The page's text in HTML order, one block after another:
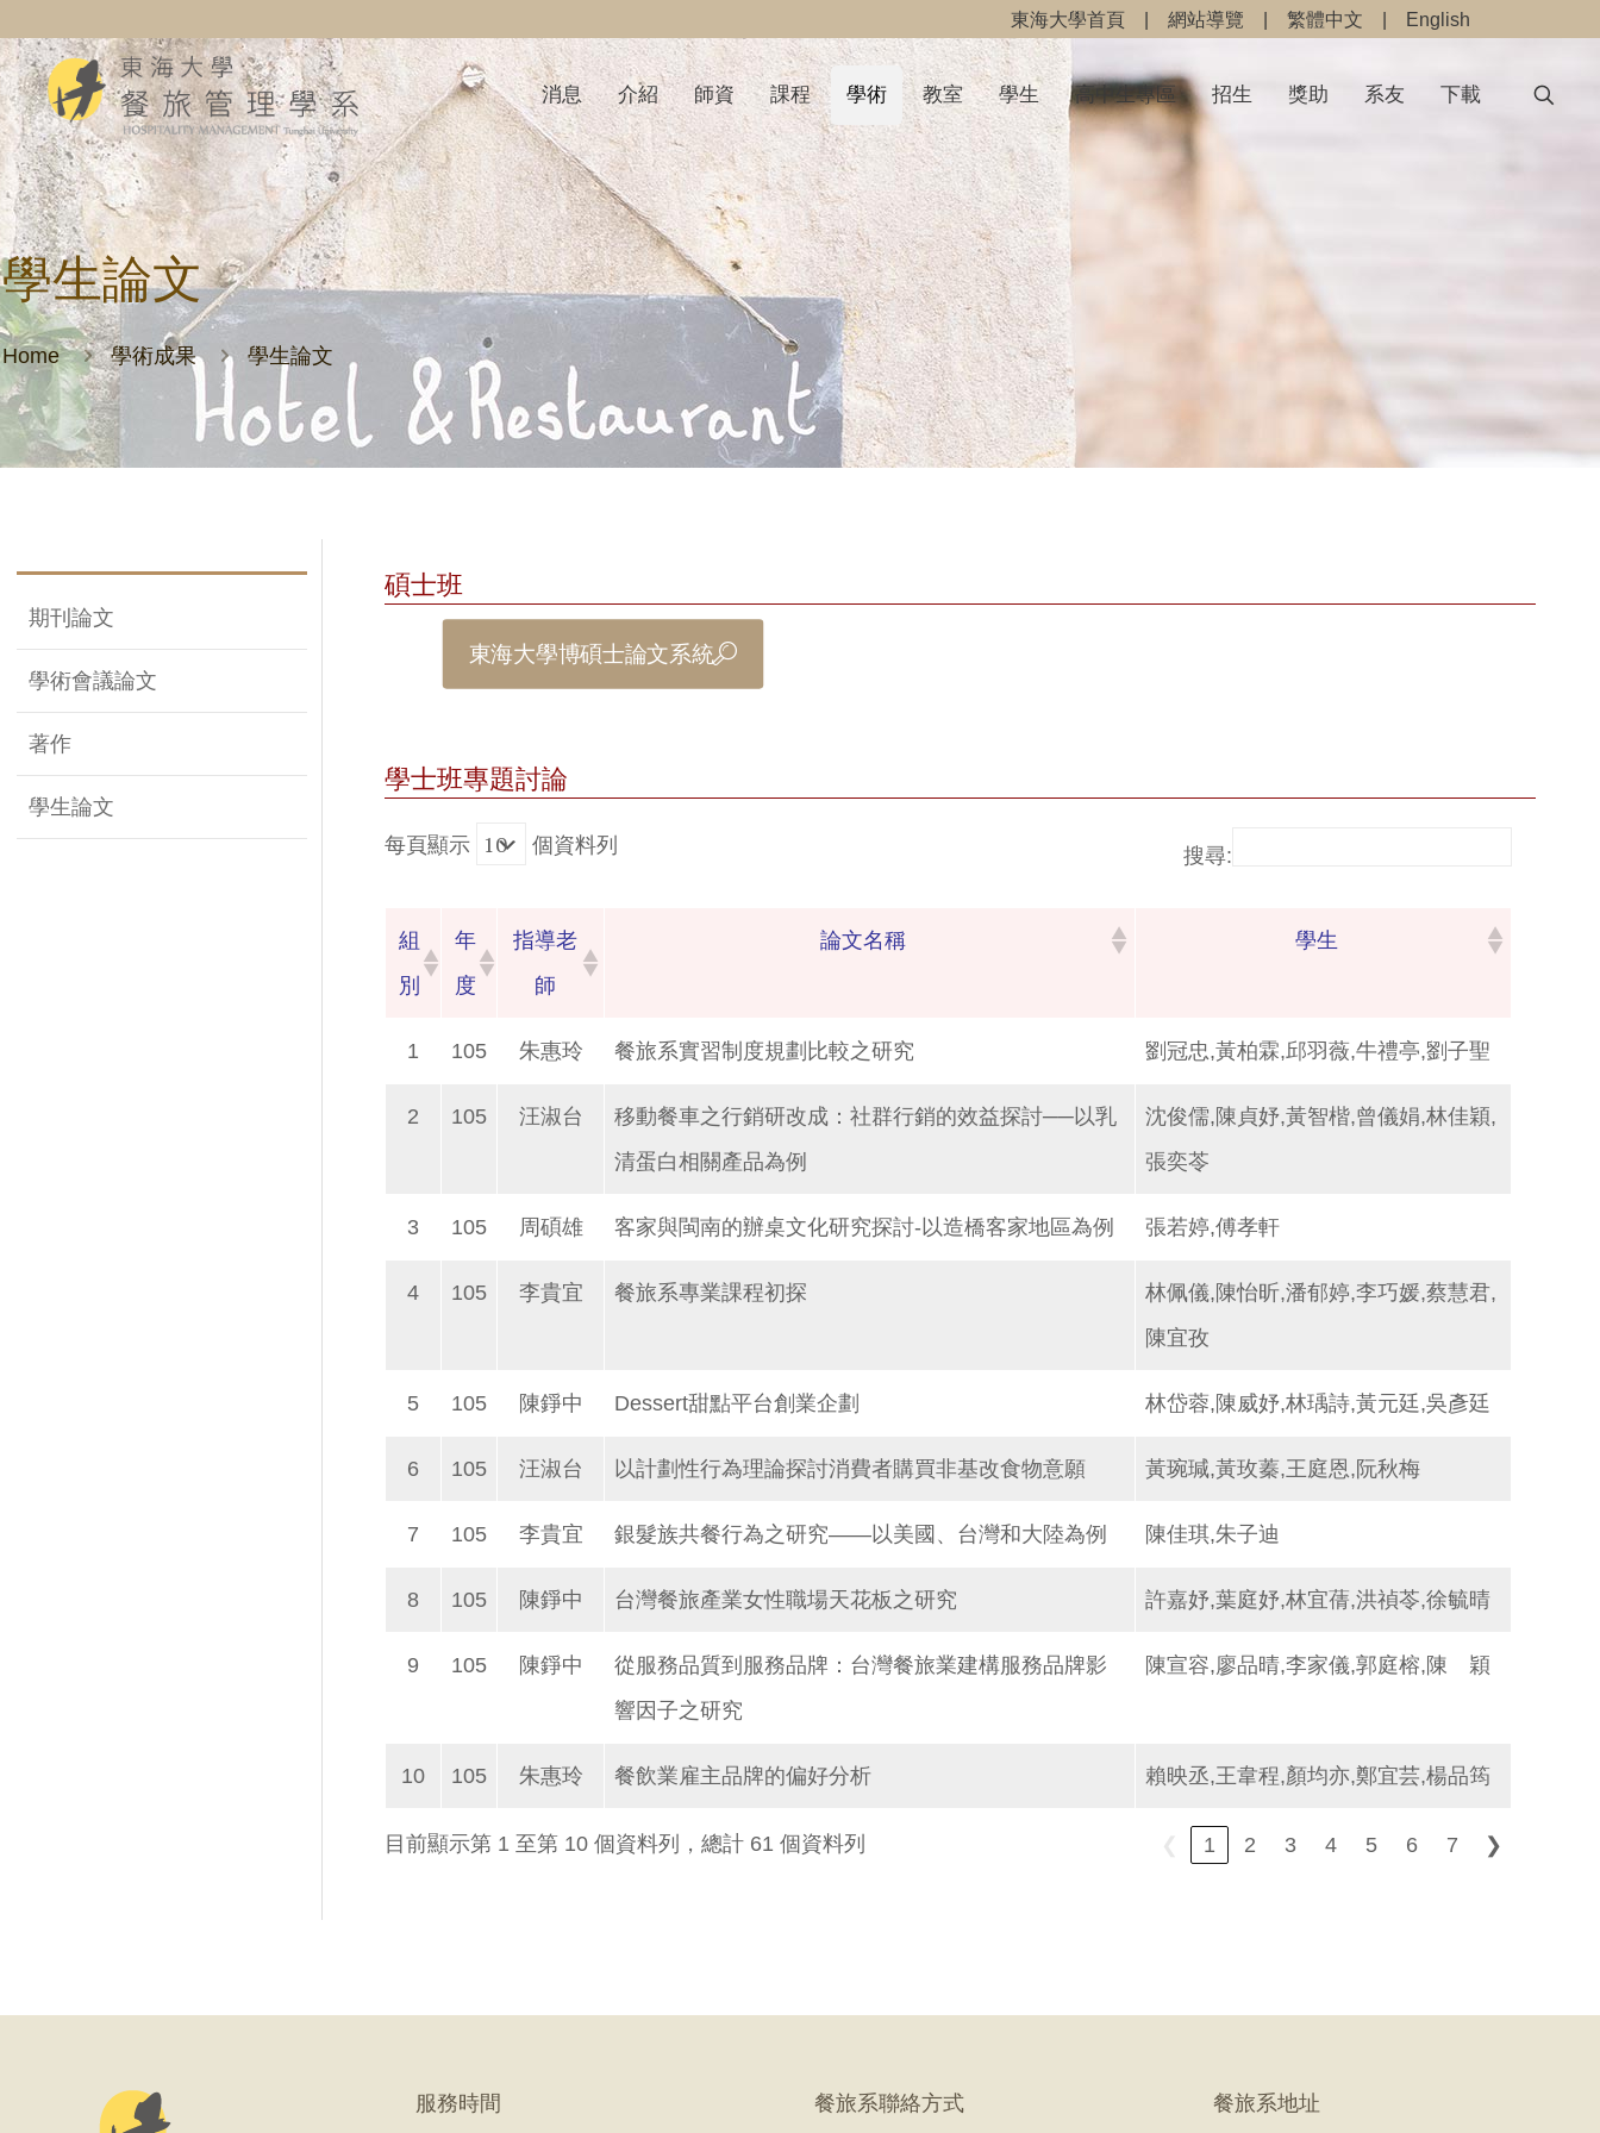
東海大學首頁 | 網站導覽 | 繁體中文 | English
消息 介紹 師資 課程 學術 教室 學生 高中生專區 招生 獎助 系友 下載
學生論文
Home 學術成果 學生論文
期刊論文
學術會議論文
著作
學生論文
碩士班
東海大學博碩士論文系統
學士班專題討論
每頁顯示 個資料列 搜尋:
組
別
年
度
指導老
師
論文名稱 學生
1 105 朱惠玲 餐旅系實習制度規劃比較之研究 劉冠忠,黃柏霖,邱羽薇,牛禮亭,劉子聖
2 105 汪淑台
移動餐車之行銷研改成：社群行銷的效益探討──以乳
清蛋白相關產品為例
沈俊儒,陳貞妤,黃智楷,曾儀娟,林佳穎,
張奕苓
3 105 周碩雄 客家與閩南的辦桌文化研究探討-以造橋客家地區為例 張若婷,傅孝軒
4 105 李貴宜 餐旅系專業課程初探
林佩儀,陳怡昕,潘郁婷,李巧媛,蔡慧君,
陳宜孜
5 105 陳錚中 Dessert甜點平台創業企劃 林岱蓉,陳威妤,林瑀詩,黃元廷,吳彥廷
6 105 汪淑台 以計劃性行為理論探討消費者購買非基改食物意願 黃琬瑊,黃玫蓁,王庭恩,阮秋梅
7 105 李貴宜 銀髮族共餐行為之研究——以美國、台灣和大陸為例 陳佳琪,朱子迪
8 105 陳錚中 台灣餐旅產業女性職場天花板之研究 許嘉妤,葉庭妤,林宜蒨,洪禎苓,徐毓晴
9 105 陳錚中
從服務品質到服務品牌：台灣餐旅業建構服務品牌影
響因子之研究
陳宣容,廖品晴,李家儀,郭庭榕,陳 穎
10 105 朱惠玲 餐飲業雇主品牌的偏好分析 賴映丞,王韋程,顏均亦,鄭宜芸,楊品筠
目前顯示第 1 至第 10 個資料列，總計 61 個資料列 1 2 3 4 5 6 7 ❯
服務時間 餐旅系聯絡方式 餐旅系地址